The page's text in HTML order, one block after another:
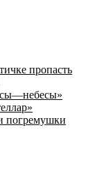
пропасть
погремушки